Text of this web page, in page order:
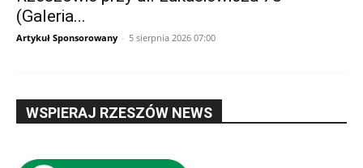
(Galeria...
Artykuł Sponsorowany - 5 sierpnia 2026 07:00
WSPIERAJ RZESZÓW NEWS